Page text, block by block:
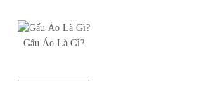
Gấu Áo Là Gì?